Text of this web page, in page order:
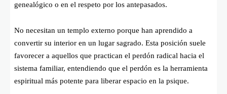
genealógico o en el respeto por los antepasados.
No necesitan un templo externo porque han aprendido a
convertir su interior en un lugar sagrado. Esta posición suele
favorecer a aquellos que practican el perdón radical hacia el
sistema familiar, entendiendo que el perdón es la herramienta
espiritual más potente para liberar espacio en la psique.